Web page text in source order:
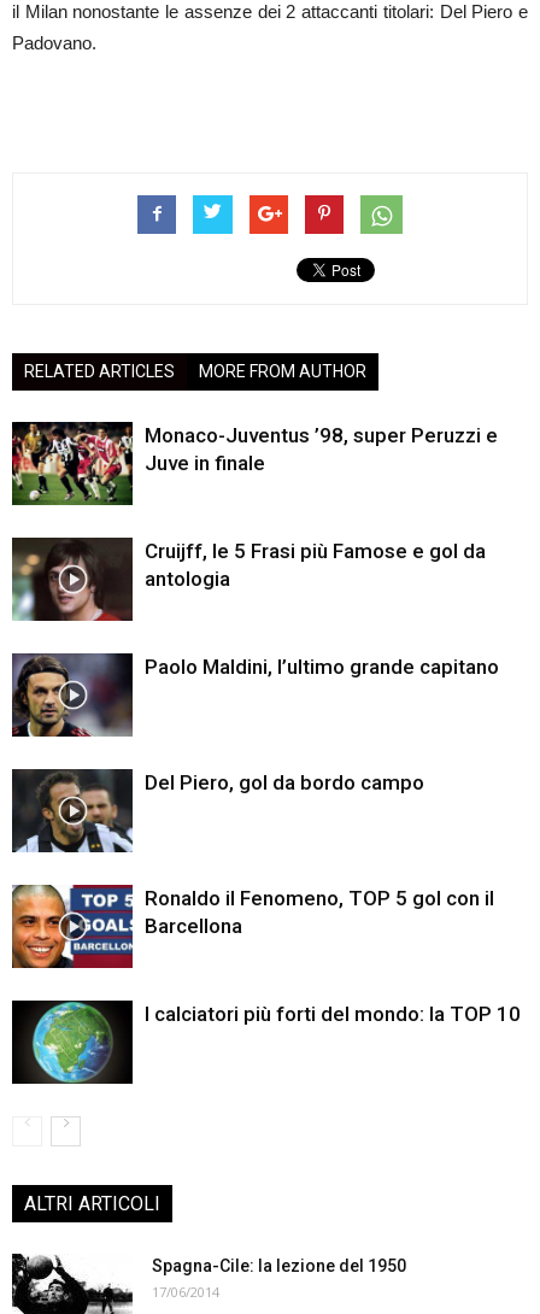
il Milan nonostante le assenze dei 2 attaccanti titolari: Del Piero e
Padovano.
RELATED ARTICLES MORE FROM AUTHOR
Monaco-Juventus ’98, super Peruzzi e
Juve in finale
Cruijff, le 5 Frasi più Famose e gol da
antologia
Paolo Maldini, l’ultimo grande capitano
Del Piero, gol da bordo campo
Ronaldo il Fenomeno, TOP 5 gol con il
Barcellona
I calciatori più forti del mondo: la TOP 10
ALTRI ARTICOLI
Spagna-Cile: la lezione del 1950
17/06/2014